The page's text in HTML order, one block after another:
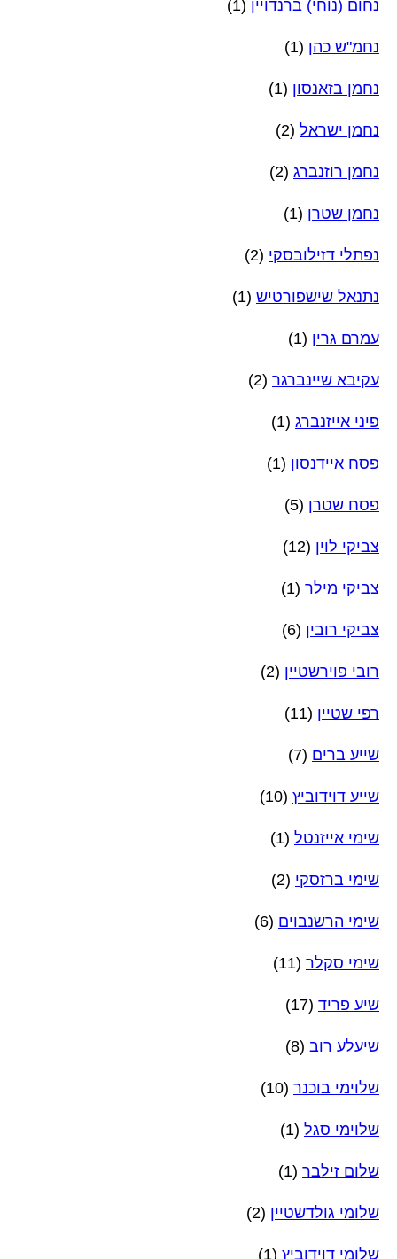
נחום (נוחי) ברנדויין (1)
נחמ"ש כהן (1)
נחמן בזאנסון (1)
נחמן ישראל (2)
נחמן רוזנברג (2)
נחמן שטרן (1)
נפתלי דזילובסקי (2)
נתנאל שישפורטיש (1)
עמרם גרין (1)
עקיבא שיינברגר (2)
פיני אייזנברג (1)
פסח איידנסון (1)
פסח שטרן (5)
צביקי לוין (12)
צביקי מילר (1)
צביקי רובין (6)
רובי פוירשטיין (2)
רפי שטיין (11)
שייע ברים (7)
שייע דוידוביץ (10)
שימי אייזנטל (1)
שימי ברזסקי (2)
שימי הרשנבוים (6)
שימי סקלר (11)
שיע פריד (17)
שיעלע רוב (8)
שלוימי בוכנר (10)
שלוימי סגל (1)
שלום זילבר (1)
שלומי גולדשטיין (2)
שלומי דוידוביץ (1)